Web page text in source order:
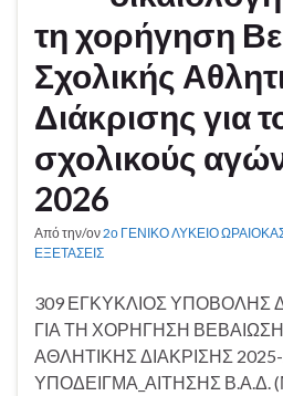
τη χορήγηση
Σχολικής
Διάκρισης για
σχολικούς
2026
Από την/ον2ο ΓΕΝΙΚΟ ΛΥΚΕΙΟ
ΕΞΕΤΑΣΕΙΣ
309 ΕΓΚΥΚΛΙΟΣ ΥΠΟΒΟΛΗΣ
ΓΙΑ ΤΗ ΧΟΡΗΓΗΣΗ
ΑΘΛΗΤΙΚΗΣ ΔΙΑΚΡΙΣΗΣ
ΥΠΟΔΕΙΓΜΑ_ΑΙΤΗΣΗΣ Β.Α.Δ.